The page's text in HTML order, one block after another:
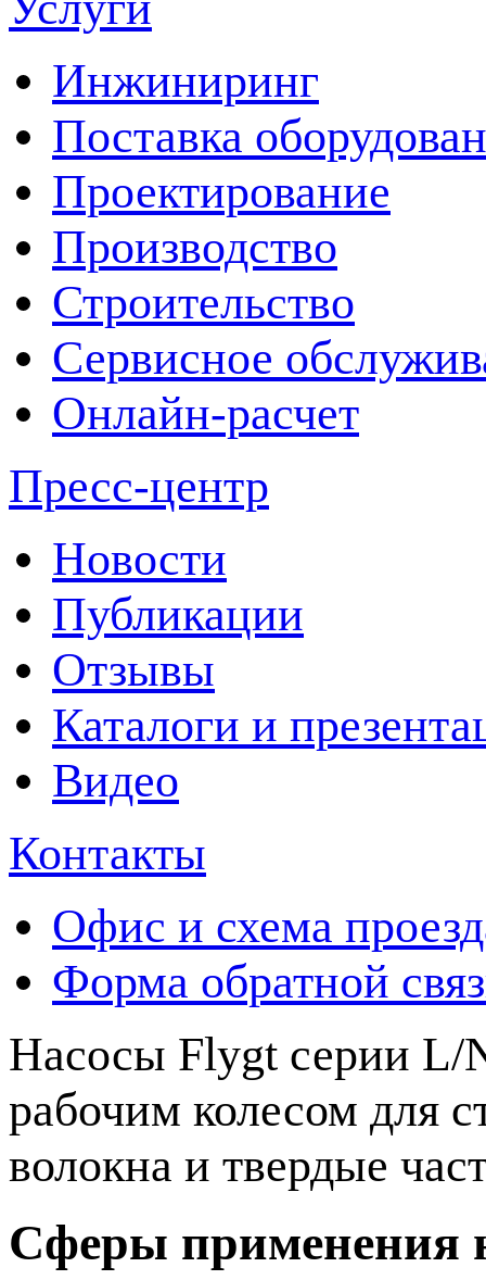
Инжиниринг
Поставка
Проектирование
Производство
Строительство
Сервисное
Онлайн-расчет
Пресс-центр
Новости
Публикации
Отзывы
Каталоги и
Видео
Контакты
Офис и схема
Форма обратной
Насосы Flygt серии L/
рабочим колесом для
волокна и твердые
Сферы применения